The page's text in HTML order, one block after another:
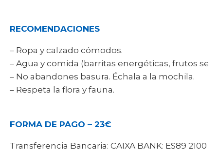
RECOMENDACIONES
– Ropa y calzado cómodos.
– Agua y comida (barritas energéticas, frutos
– No abandones basura. Échala a la mochila.
– Respeta la flora y fauna.
FORMA DE PAGO – 23€
Transferencia Bancaria: CAIXA BANK: ES89 2100